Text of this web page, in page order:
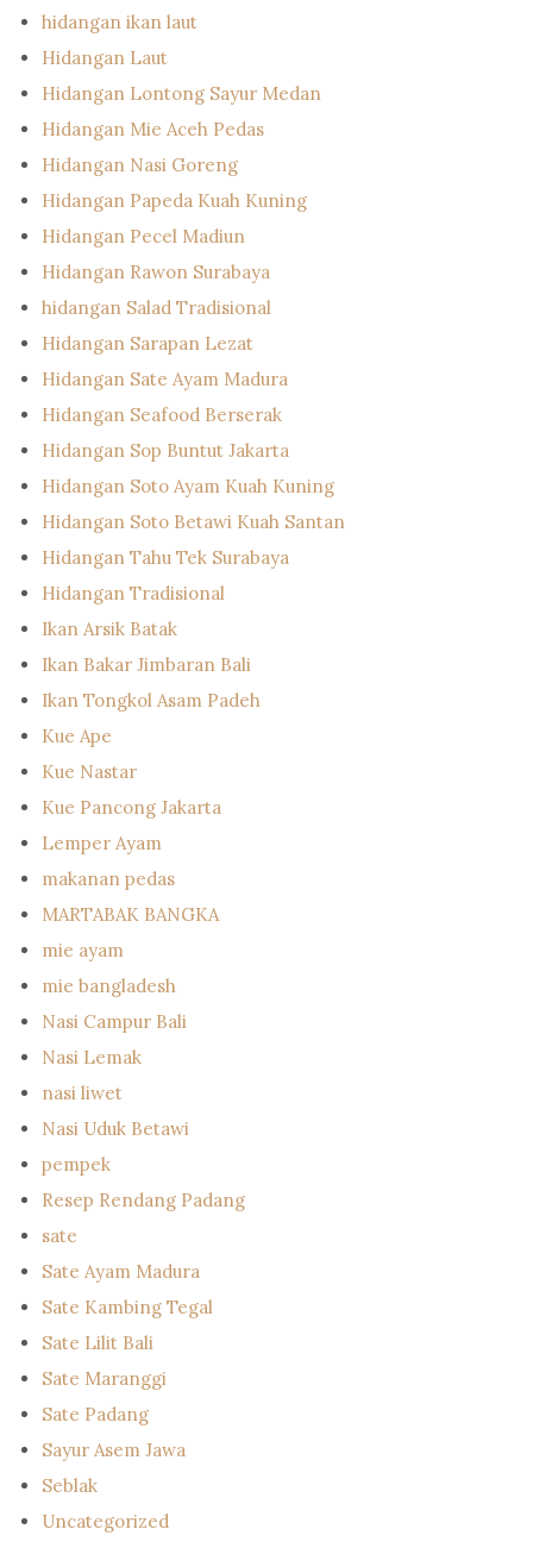
hidangan ikan laut
Hidangan Laut
Hidangan Lontong Sayur Medan
Hidangan Mie Aceh Pedas
Hidangan Nasi Goreng
Hidangan Papeda Kuah Kuning
Hidangan Pecel Madiun
Hidangan Rawon Surabaya
hidangan Salad Tradisional
Hidangan Sarapan Lezat
Hidangan Sate Ayam Madura
Hidangan Seafood Berserak
Hidangan Sop Buntut Jakarta
Hidangan Soto Ayam Kuah Kuning
Hidangan Soto Betawi Kuah Santan
Hidangan Tahu Tek Surabaya
Hidangan Tradisional
Ikan Arsik Batak
Ikan Bakar Jimbaran Bali
Ikan Tongkol Asam Padeh
Kue Ape
Kue Nastar
Kue Pancong Jakarta
Lemper Ayam
makanan pedas
MARTABAK BANGKA
mie ayam
mie bangladesh
Nasi Campur Bali
Nasi Lemak
nasi liwet
Nasi Uduk Betawi
pempek
Resep Rendang Padang
sate
Sate Ayam Madura
Sate Kambing Tegal
Sate Lilit Bali
Sate Maranggi
Sate Padang
Sayur Asem Jawa
Seblak
Uncategorized